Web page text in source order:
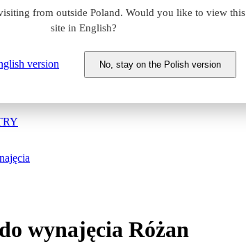
from outside Poland. Would you like to view this
site in English?
version No, stay on the Polish version
wynajęcia Różan